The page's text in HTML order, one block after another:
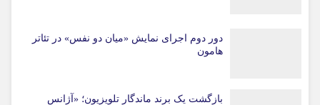
دور دوم اجرای نمایش «میان دو نفس» در تئاتر
هامون
بازگشت یک برند ماندگار تلویزیون؛ «آژانس